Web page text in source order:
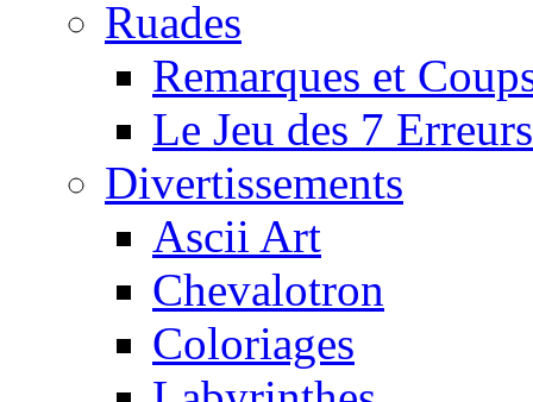
Ruades
Remarques et
Le Jeu des 7 Erreurs
Divertissements
Ascii Art
Chevalotron
Coloriages